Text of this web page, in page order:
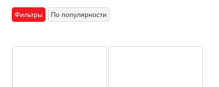
Фильтры По популярности